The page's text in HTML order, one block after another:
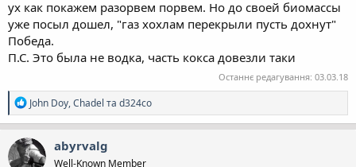
ух как покажем разорвем порвем. Но до своей биомассы
уже посыл дошел, "газ хохлам перекрыли пусть дохнут"
Победа.
П.С. Это была не водка, часть кокса довезли таки
Останнє редагування: 03.03.18
Р
е
а
к
ц
John Doy,Chadel та d324co
abyrvalg
Well-Known Member